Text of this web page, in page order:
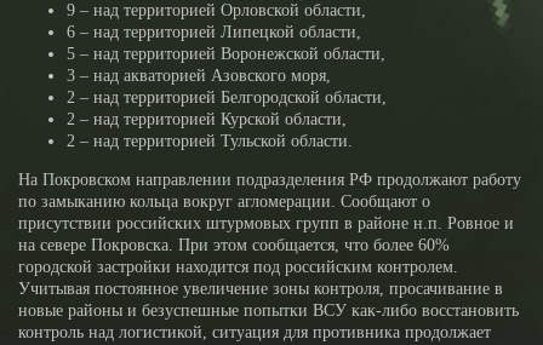
9 – над территорией Орловской области,
6 – над территорией Липецкой области,
5 – над территорией Воронежской области,
3 – над акваторией Азовского моря,
2 – над территорией Белгородской области,
2 – над территорией Курской области,
2 – над территорией Тульской области.
На Покровском направлении подразделения РФ продолжают работу
по замыканию кольца вокруг агломерации. Сообщают о
присутствии российских штурмовых групп в районе н.п. Ровное и
на севере Покровска. При этом сообщается, что более 60%
городской застройки находится под российским контролем.
Учитывая постоянное увеличение зоны контроля, просачивание в
новые районы и безуспешные попытки ВСУ как-либо восстановить
контроль над логистикой, ситуация для противника продолжает